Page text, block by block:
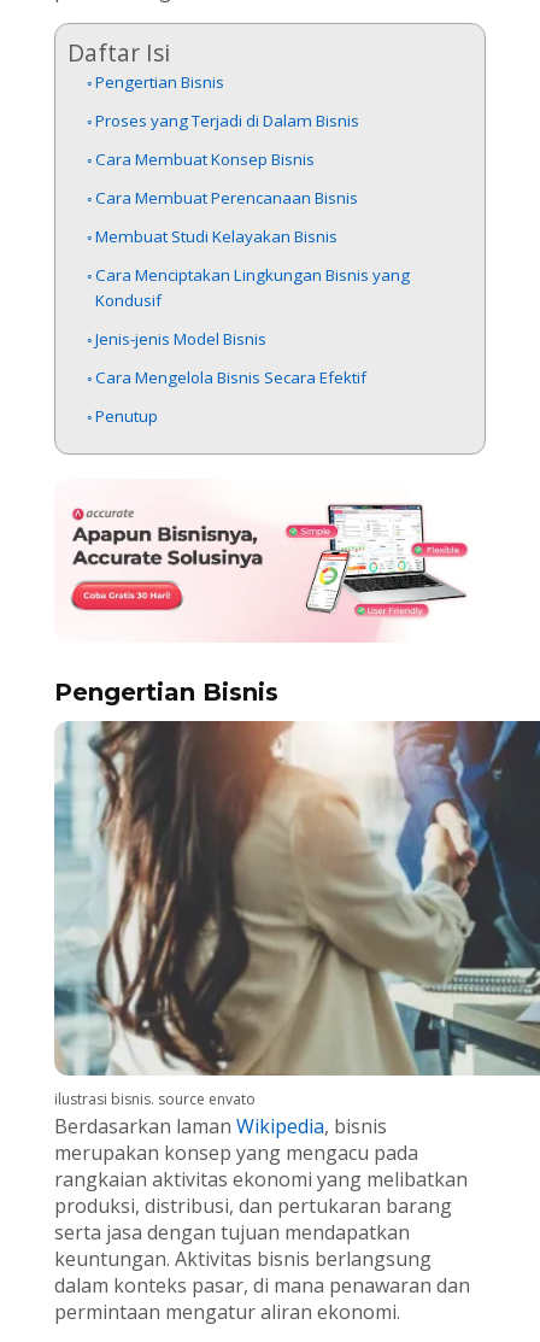
Daftar Isi
Pengertian Bisnis
Proses yang Terjadi di Dalam Bisnis
Cara Membuat Konsep Bisnis
Cara Membuat Perencanaan Bisnis
Membuat Studi Kelayakan Bisnis
Cara Menciptakan Lingkungan Bisnis yang
Kondusif
Jenis-jenis Model Bisnis
Cara Mengelola Bisnis Secara Efektif
Penutup
Pengertian Bisnis
ilustrasi bisnis. source envato
Berdasarkan laman Wikipedia, bisnis
merupakan konsep yang mengacu pada
rangkaian aktivitas ekonomi yang melibatkan
produksi, distribusi, dan pertukaran barang
serta jasa dengan tujuan mendapatkan
keuntungan. Aktivitas bisnis berlangsung
dalam konteks pasar, di mana penawaran dan
permintaan mengatur aliran ekonomi.